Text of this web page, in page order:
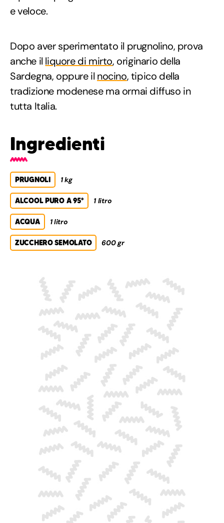
e veloce.
Dopo aver sperimentato il prugnolino, prova
anche il liquore di mirto, originario della
Sardegna, oppure il nocino, tipico della
tradizione modenese ma ormai diffuso in
tutta Italia.
Ingredienti
PRUGNOLI 1 kg
ALCOOL PURO A 95° 1 litro
ACQUA 1 litro
ZUCCHERO SEMOLATO 600 gr